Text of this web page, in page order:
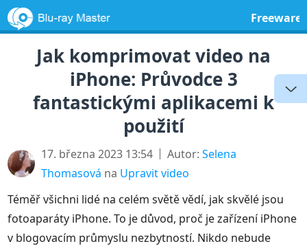
Freeware
Jak komprimovat video na
iPhone: Průvodce 3
fantastickými aplikacemi k
použití
17. března 2023 13:54 Autor:Selena
Thomasová na Upravit video
Téměř všichni lidé na celém světě vědí, jak skvělé jsou
fotoaparáty iPhone. To je důvod, proč je zařízení iPhone
v blogovacím průmyslu nezbytností. Nikdo nebude